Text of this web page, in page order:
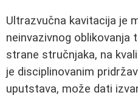
Ultrazvučna kavitacija je
neinvazivnog oblikovanja
strane stručnjaka, na
je disciplinovanim
uputstava, može dati